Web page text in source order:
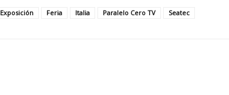
Exposición Feria Italia Paralelo Cero TV Seatec